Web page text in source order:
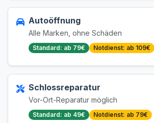
Autoöffnung
Alle Marken, ohne Schäden
Standard: ab 79€ Notdienst: ab 109€
Schlossreparatur
Vor-Ort-Reparatur möglich
Standard: ab 49€ Notdienst: ab 79€